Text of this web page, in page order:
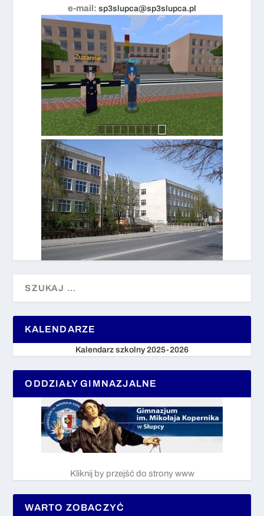
e-mail: sp3slupca@sp3slupca.pl
KALENDARZE
Kalendarz szkolny 2025-2026
ODDZIAŁY GIMNAZJALNE
Kliknij by przejść do strony www
WARTO ZOBACZYĆ